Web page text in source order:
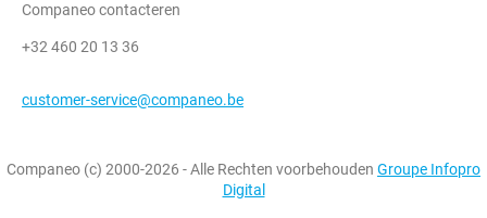
Companeo contacteren
+32 460 20 13 36
customer-service@companeo.be
Companeo (c) 2000-2026 - Alle Rechten voorbehouden Groupe Infopro
Digital